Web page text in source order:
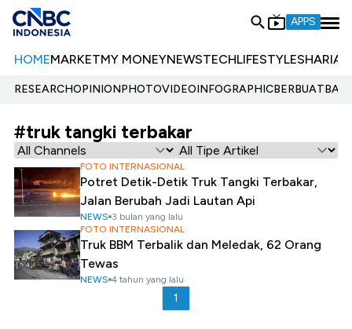
APPS
HOMEMARKETMY MONEYNEWSTECHLIFESTYLESHARIA
RESEARCHOPINIONPHOTOVIDEOINFOGRAPHIC
#truk tangki terbakar
FOTO INTERNASIONAL
Potret Detik-Detik Truk Tangki Terbakar,
Jalan Berubah Jadi Lautan Api
NEWS 3 bulan yang lalu
FOTO INTERNASIONAL
Truk BBM Terbalik dan Meledak, 62 Orang
Tewas
NEWS 4 tahun yang lalu
1